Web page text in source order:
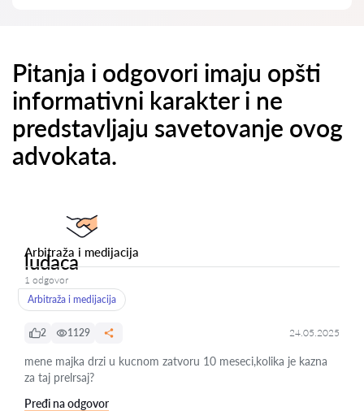
Pitanja i odgovori imaju opšti
informativni karakter i ne
predstavljaju savetovanje ovog
advokata.
Arbitraža i medijacija
ludaca
1 odgovor
Arbitraža i medijacija
2 1129 24.05.2025
mene majka drzi u kucnom zatvoru 10 meseci,kolika je kazna
za taj prelrsaj?
Pređi na odgovor